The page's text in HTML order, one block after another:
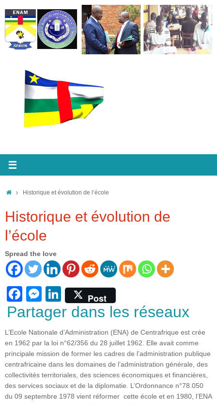
au
contenu
AccueilHistorique et évolution de l’école
Historique et évolution de
l’école
Spread the love
F
a
e
b
o
o
M
e
ss
e
n
g
er
Li
n
e
dI
n
Post
Partager dans les réseaux
L’Ecole Nationale d’Administration (ENA) de Centrafrique est crée
en 1962 par la loi n°62/356 du 28 juillet 1962. Elle avait comme
principale mission de former les cadres de l’administration publique
centrafricaine dans les domaines de l’administration générale, des
collectivités territoriales, des sciences économiques et financières,
des services sociaux et de la diplomatie. L’Ordonnance n°78.050
du 09 septembre 1978 vient réformer cette école et en 1980, l’ENA